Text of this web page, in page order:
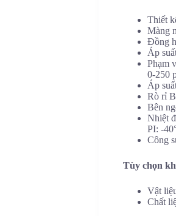
Thiết
Màng
Đồng
Áp
Phạm
0-250
Áp
Rò rỉ
Bên
Nhiệt
PI: -
Công
Tùy chọn
Vật
Chất